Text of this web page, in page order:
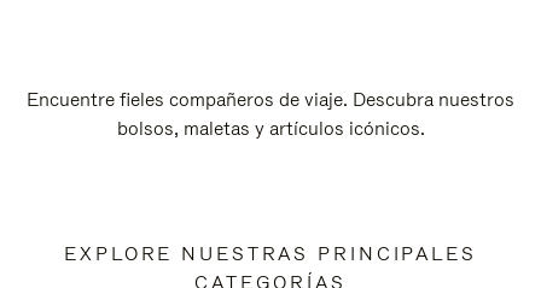
Encuentre fieles compañeros de viaje. Descubra nuestros
bolsos, maletas y artículos icónicos.
EXPLORE NUESTRAS PRINCIPALES
CATEGORÍAS